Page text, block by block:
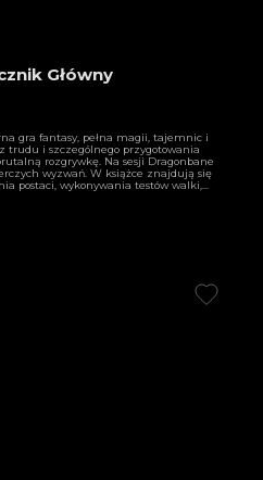
Główny
gra fantasy, pełna magii, tajemnic i
trudu i szczególnego przygotowania
rozgrywkę. Na sesji Dragonbane
wyzwań. W książce znajdują się
postaci, wykonywania testów walki,...